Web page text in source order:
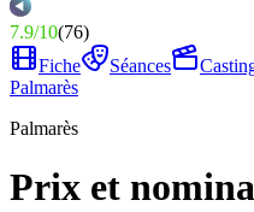
7.9/10(76)
Fiche
Séances
Palmarès
Palmarès
Prix et